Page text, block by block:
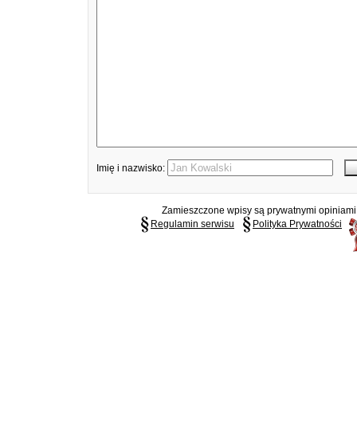
Imię i nazwisko:
Zamieszczone wpisy są prywatnymi
Regulamin serwisu
Polityka Prywatności